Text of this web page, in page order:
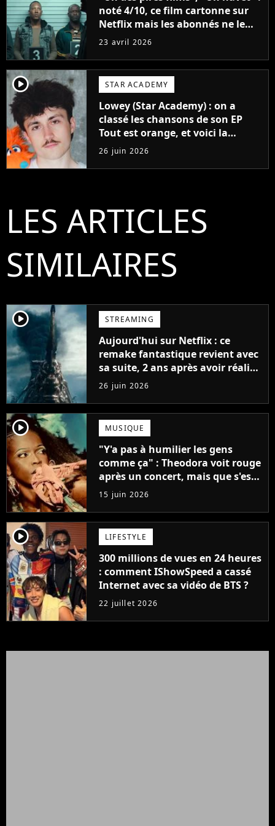
noté 4/10, ce film cartonne sur
Netflix mais les abonnés ne le
regardent même pas
23 avril 2026
player2 STAR ACADEMY
Lowey (Star Academy) : on a
classé les chansons de son EP
Tout est orange, et voici la
meilleure !
26 juin 2026
LES ARTICLES
SIMILAIRES
player2 STREAMING
Aujourd'hui sur Netflix : ce
remake fantastique revient avec
sa suite, 2 ans après avoir réalisé
60 millions de vues et régné 6
semaines dans le Top 10
26 juin 2026
player2 MUSIQUE
"Y'a pas à humilier les gens
comme ça" : Theodora voit rouge
après un concert, mais que s'est-
il passé ?
15 juin 2026
player2 LIFESTYLE
300 millions de vues en 24 heures
: comment IShowSpeed a cassé
Internet avec sa vidéo de BTS ?
22 juillet 2026